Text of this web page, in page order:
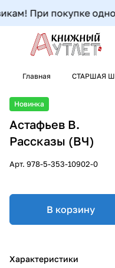
При покупке
Главная СТАРШАЯ
Новинка
Астафьев В.
Рассказы (ВЧ)
Арт. 978-5-353-10902-0
В корзину
Характеристики